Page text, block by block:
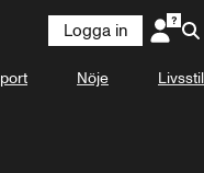
Logga in
Nöje Livsstil